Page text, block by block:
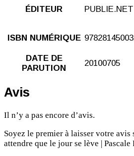
ÉDITEUR PUBLIE.NET
ISBN NUMÉRIQUE
DATE DE
PARUTION
20100705
Avis
Il n’y a pas encore d’avis.
Soyez le premier à laisser votre avis
attendre que le jour se lève | Pascale